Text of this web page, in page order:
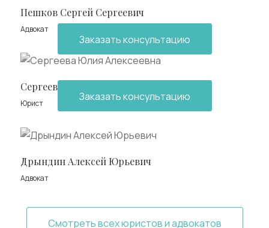
Пешков Сергей Сергеевич
Адвокат
Сергеева Юлия Алексеевна
Юрист
Заказать консультацию
Дрындин Алексей Юрьевич
Адвокат
Заказать консультацию
Смотреть всех юристов и адвокатов